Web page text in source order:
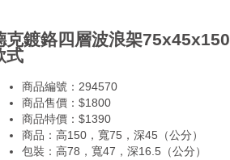
克鍍鉻四層波浪架75x45x150
式
商品編號：294570
商品售價：$1800
商品特價： $1390
商品：高150，寬75，深45（公分）
包裝：高78，寬47，深16.5（公分）